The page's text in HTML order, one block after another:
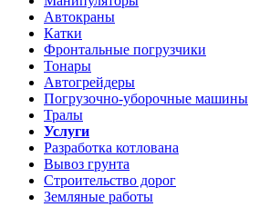
Автокраны
Катки
Фронтальные погрузчики
Тонары
Автогрейдеры
Погрузочно-уборочные машины
Тралы
Услуги
Разработка котлована
Вывоз грунта
Строительство дорог
Земляные работы